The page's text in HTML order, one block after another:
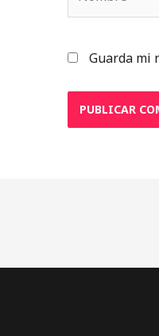
Guarda mi